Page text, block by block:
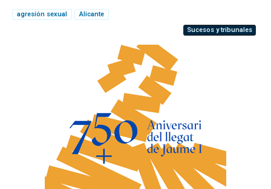
agresión sexual
Alicante
Sucesos y tribunales